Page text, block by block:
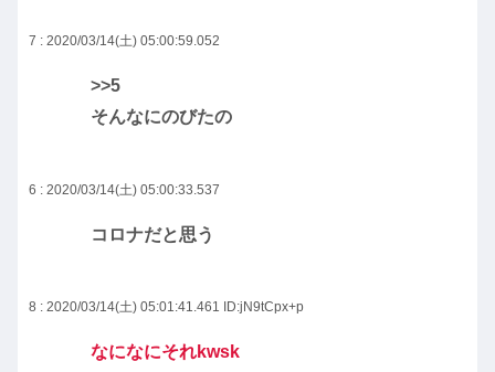
7 : 2020/03/14(土) 05:00:59.052
>>5
そんなにのびたの
6 : 2020/03/14(土) 05:00:33.537
コロナだと思う
8 : 2020/03/14(土) 05:01:41.461 ID:jN9tCpx+p
なになにそれkwsk